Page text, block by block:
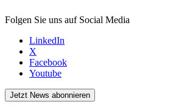
Folgen Sie uns auf Social Media
LinkedIn
X
Facebook
Youtube
Jetzt News abonnieren